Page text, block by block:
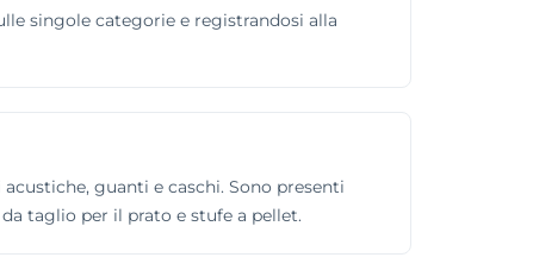
singole categorie e registrandosi alla
guanti e caschi. Sono presenti
taglio per il prato e stufe a pellet.